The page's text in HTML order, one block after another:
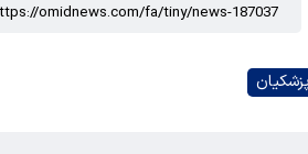
پزشکیان